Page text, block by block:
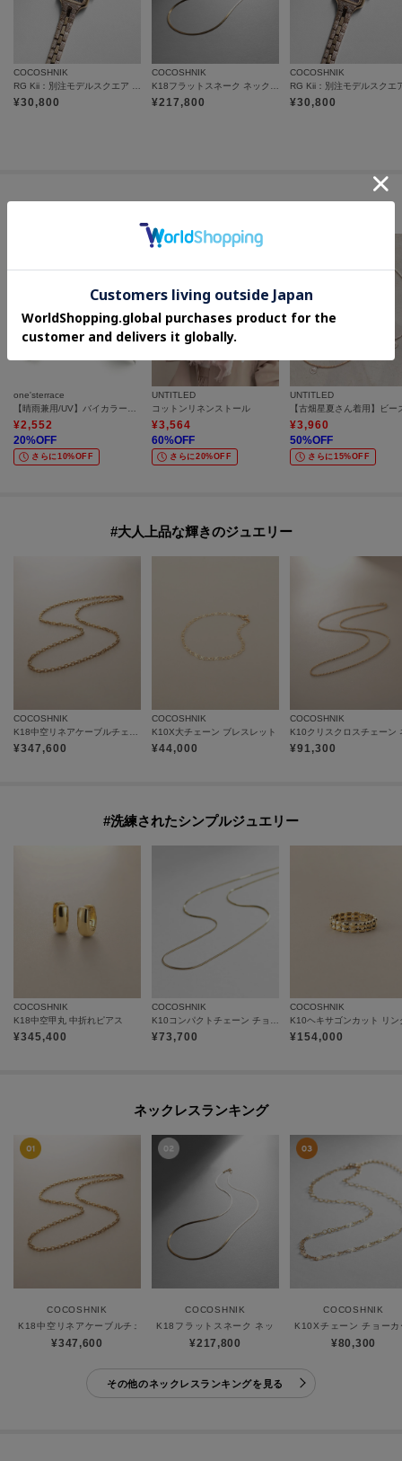
COCOSHNIK
¥30,800
COCOSHNIK
¥217,800
COCOSHNIK
¥30,800
one'sterrace
【晴雨兼用/UV】バイカラーパイピング 長傘
¥2,552
20%OFF
さらに10%OFF
UNTITLED
コットンリネンストール
¥3,564
60%OFF
さらに20%OFF
UNTITLED
¥3,960
50%OFF
さらに15%OFF
#大人上品な輝きのジュエリー
COCOSHNIK
¥347,600
COCOSHNIK
K10X大チェーン ブレスレット
¥44,000
COCOSHNIK
¥91,300
#洗練されたシンプルジュエリー
COCOSHNIK
K18中空甲丸 中折れピアス
¥345,400
COCOSHNIK
¥73,700
COCOSHNIK
K10ヘキサゴンカット リン
¥154,000
ネックレスランキング
COCOSHNIK
K18中空リネアケーブルチェーン ネックレス細
¥347,600
COCOSHNIK
K18フラットスネーク ネックレス細
¥217,800
COCOSHNIK
K10Xチェーン チョーカ
¥80,300
その他のネックレスランキングを見る